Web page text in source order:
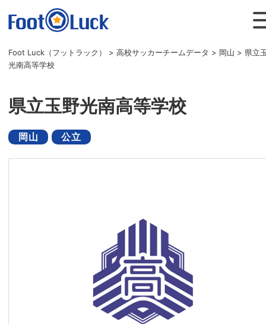
Foot Luck（フットラック） >高校サッカーチームデータ > 岡山 > 県立
光南高等学校
県立玉野光南高等学校
岡山 公立